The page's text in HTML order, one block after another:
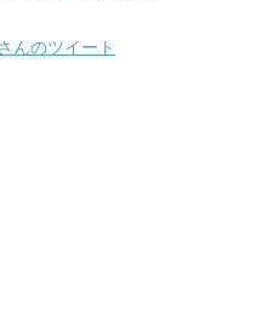
んのツイート